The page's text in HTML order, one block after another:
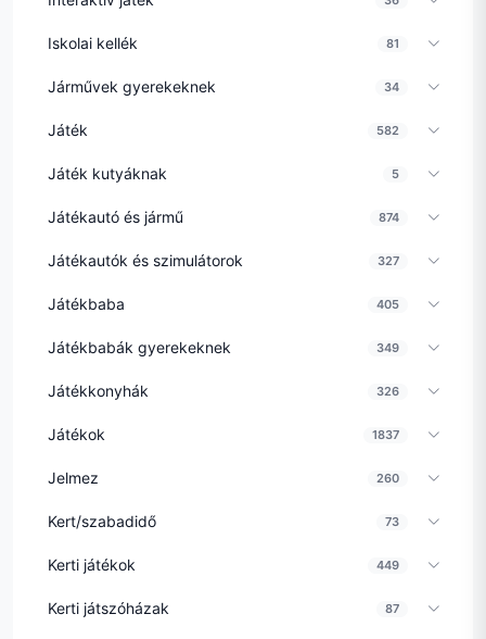
Iskolai kellék 81
Járművek gyerekeknek 34
Játék 582
Játék kutyáknak 5
Játékautó és jármű 874
Játékautók és szimulátorok 327
Játékbaba 405
Játékbabák gyerekeknek 349
Játékkonyhák 326
Játékok 1837
Jelmez 260
Kert/szabadidő 73
Kerti játékok 449
Kerti játszóházak 87